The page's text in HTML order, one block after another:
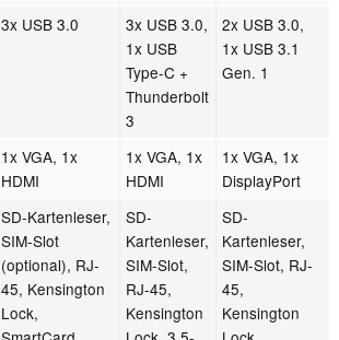
3x USB 3.0
3x USB 3.0,
1x USB
Type-C +
Thunderbolt
3
2x USB 3.0,
1x USB 3.1
Gen. 1
1x VGA, 1x
HDMI
1x VGA, 1x
HDMI
1x VGA, 1x
DisplayPort
SD-Kartenleser,
SIM-Slot
(optional), RJ-
45, Kensington
Lock,
SD-
Kartenleser,
SIM-Slot,
RJ-45,
Kensington
SD-
Kartenleser,
SIM-Slot, RJ-
45,
Kensington